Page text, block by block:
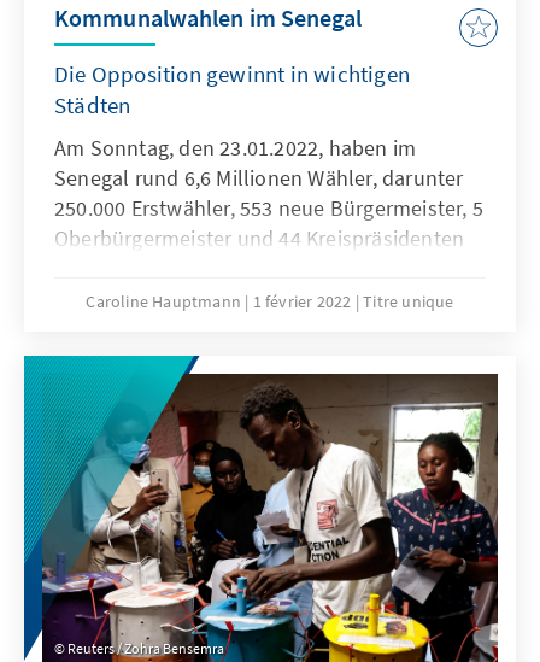
Kommunalwahlen im Senegal
Die Opposition gewinnt in wichtigen
Städten
Am Sonntag, den 23.01.2022, haben im
Senegal rund 6,6 Millionen Wähler, darunter
250.000 Erstwähler, 553 neue Bürgermeister, 5
Oberbürgermeister und 44 Kreispräsidenten
Kommunalwahl, ursprünglich für 2020
Pandemie verschoben, gilt insbesondere in
den Städten Dakar und Ziguinchor als
Gradmesser für die im Jahr 2024
stattfindende Präsidentschaftswahl.
Caroline Hauptmann 1 février 2022 Titre unique
Reuters / Zohra Bensemra